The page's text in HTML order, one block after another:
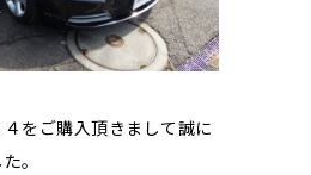
をご購入頂きまして誠に
。